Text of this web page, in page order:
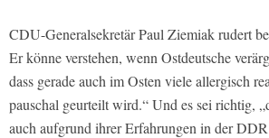
CDU-Generalsekretär Paul Ziemiak rudert
Er könne verstehen, wenn Ostdeutsche
dass gerade auch im Osten viele allergisch
pauschal geurteilt wird.“ Und es sei richtig,
auch aufgrund ihrer Erfahrungen in der